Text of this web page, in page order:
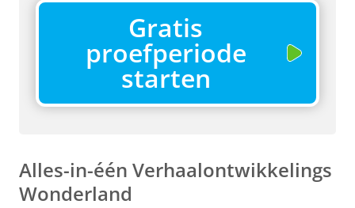
Gratis
proefperiode
starten
Alles-in-één Verhaalontwikkelings
Wonderland